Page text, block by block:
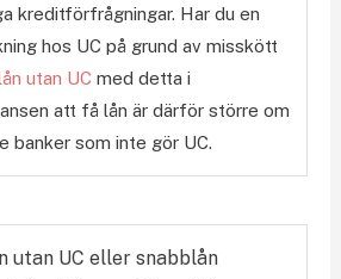
kreditförfrågningar. Har du en
hos UC på grund av misskött
utan UC med detta i
att få lån är därför större om
banker som inte gör UC.
utan UC eller snabblån